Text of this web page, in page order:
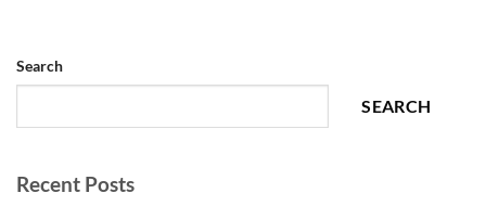
Search
SEARCH
Recent Posts